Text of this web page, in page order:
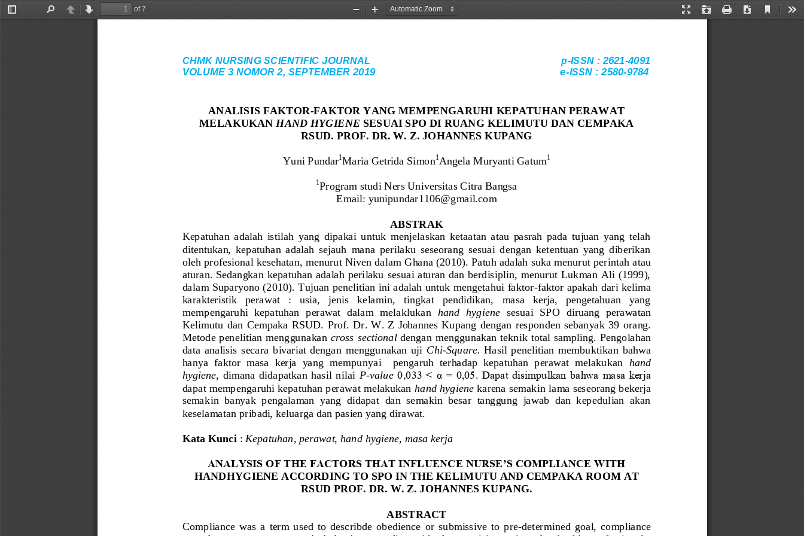
Toggle
PreviousNext
of 7
Presentation
Open Print Download
Current
Zoom
Zoom
CHMK NURSING SCIENTIFIC JOURNAL p-ISSN : 2621-4091
VOLUME 3 NOMOR 2, SEPTEMBER 2019
e-ISSN : 2580-9784
ANALISIS FAKTOR-FAKTOR YANG MEMPENGARUHI KEPATUHAN PERAWAT
MELAKUKAN HAND HYGIENE SESUAI SPO DI RUANG KELIMUTU DAN CEMPAKA
RSUD. PROF. DR. W. Z. JOHANNES KUPANG
Yuni Pundar1Maria Getrida Simon1Angela Muryanti Gatum1
1Program studi Ners Universitas Citra Bangsa
Email: yunipundar1106@gmail.com
ABSTRAK
Kepatuhan  adalah  istilah  yang  dipakai  untuk  menjelaskan  ketaatan  atau  pasrah  pada  tujuan  yang  telah
ditentukan,  kepatuhan  adalah  sejauh  mana  perilaku  seseorang  sesuai  dengan  ketentuan  yang  diberikan
oleh profesional kesehatan, menurut Niven dalam Ghana (2010). Patuh adalah suka menurut perintah atau
aturan. Sedangkan kepatuhan adalah perilaku sesuai aturan dan berdisiplin,  menurut Lukman  Ali (1999),
dalam Suparyono (2010). Tujuan penelitian ini adalah untuk mengetahui faktor-faktor apakah dari kelima
karakteristik   perawat   :   usia,   jenis   kelamin,   tingkat   pendidikan,   masa   kerja,   pengetahuan   yang
mempengaruhi  kepatuhan  perawat  dalam  melaklukan
hand  hygiene sesuai  SPO  diruang  perawatan
Kelimutu  dan  Cempaka  RSUD.  Prof.  Dr.  W.  Z  Johannes  Kupang  dengan  responden  sebanyak  39  orang.
Metode penelitian menggunakan cross  sectional dengan  menggunakan teknik total sampling. Pengolahan
data  analisis  secara  bivariat  dengan  menggunakan  uji Chi-Square. Hasil  penelitian  membuktikan bahwa
hanya  faktor  masa  kerja  yang  mempunyai    pengaruh  terhadap  kepatuhan  perawat  melakukan
hand
hygiene, dimana  didapatkan  hasil  nilai P-value 0,033 < α = 0,05. Dapat disimpulkan bahwa masa kerja
dapat mempengaruhi kepatuhan perawat melakukan hand hygiene karena semakin lama seseorang bekerja
semakin  banyak  pengalaman  yang  didapat  dan  semakin  besar  tanggung  jawab  dan  kepedulian  akan
keselamatan pribadi, keluarga dan pasien yang dirawat.
Kata Kunci : Kepatuhan, perawat, hand hygiene, masa kerja
ANALYSIS OF THE FACTORS THAT INFLUENCE NURSE’S COMPLIANCE WITH
HANDHYGIENE ACCORDING TO SPO IN THE KELIMUTU AND CEMPAKA ROOM AT
RSUD PROF. DR. W. Z. JOHANNES KUPANG.
ABSTRACT
Compliance  was  a  term  used  to  describde  obedience or submissive to  pre-determined  goal,  compliance